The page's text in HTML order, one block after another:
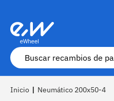
Ir al contenido
Buscar
Inicio | Neumático 200x50-4